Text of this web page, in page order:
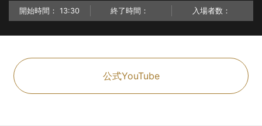
開始時間： 13:30 終了時間： 入場者数：
公式YouTube